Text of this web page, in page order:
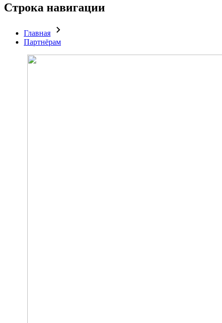
Строка навигации
Главная
Партнёрам